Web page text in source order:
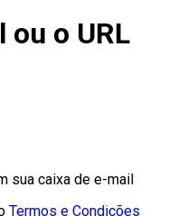
o URL
sua caixa de e-mail
Termos e Condições